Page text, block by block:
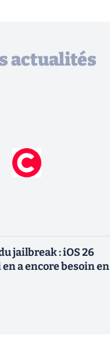
actualités
jailbreak : iOS 26
a encore besoin en